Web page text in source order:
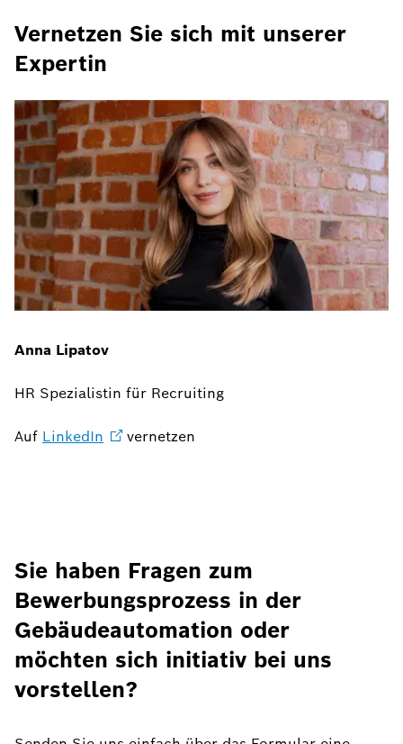
Vernetzen Sie sich mit unserer
Expertin
Anna Lipatov
HR Spezialistin für Recruiting
Auf LinkedIn vernetzen
Sie haben Fragen zum
Bewerbungsprozess in der
Gebäudeautomation oder
möchten sich initiativ bei uns
vorstellen?